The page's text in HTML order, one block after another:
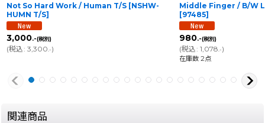
Not So Hard Work / Human T/S [NSHW-
HUMN T/S]
3,000.-(税別)
(税込: 3,300 .-)
Middle Finger / B/W
[97485]
980.-(税別)
(税込: 1,078 .-)
在庫数 2点
関連商品